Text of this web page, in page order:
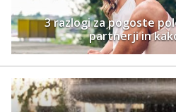
3 razlogi za pogoste
partnerji in